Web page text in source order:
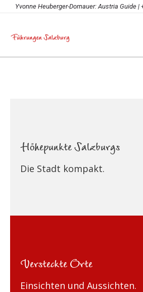
Yvonne Heuberger-Dornauer: Austria Guide |
Höhepunkte Salzburgs
Die Stadt kompakt.
Versteckte Orte
Einsichten und Aussichten.